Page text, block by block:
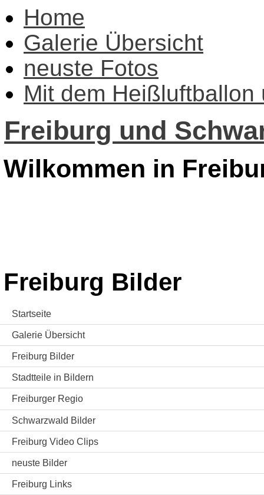
Home
Galerie Übersicht
neuste Fotos
Mit dem Heißluftballon
Freiburg und
Wilkommen in
Freiburg Bilder
Startseite
Galerie Übersicht
Freiburg Bilder
Stadtteile in Bildern
Freiburger Regio
Schwarzwald Bilder
Freiburg Video Clips
neuste Bilder
Freiburg Links